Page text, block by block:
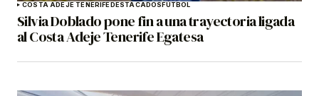
COSTA ADEJE TENERIFEDESTACADOSFÚTBOL
Silvia Doblado pone fin a una trayectoria ligada
al Costa Adeje Tenerife Egatesa